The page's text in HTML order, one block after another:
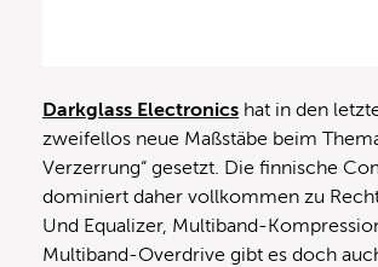
Darkglass Electronics hat in den
zweifellos neue Maßstäbe beim
Verzerrung“ gesetzt. Die finnische
dominiert daher vollkommen zu
Und Equalizer, Multiband-
Multiband-Overdrive gibt es doch